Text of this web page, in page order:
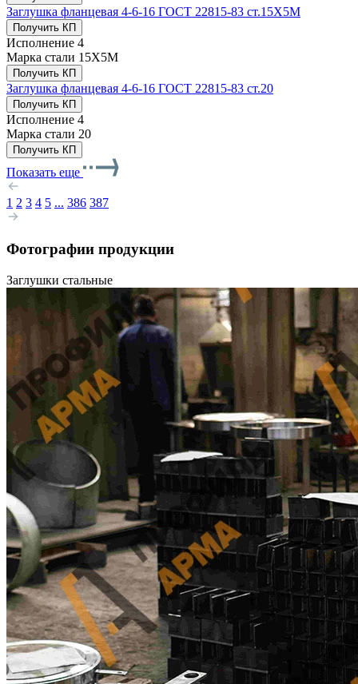
Заглушка фланцевая 4-6-16 ГОСТ 22815-83 ст.15Х5М
Получить КП
Исполнение 4
Марка стали 15Х5М
Получить КП
Заглушка фланцевая 4-6-16 ГОСТ 22815-83 ст.20
Получить КП
Исполнение 4
Марка стали 20
Получить КП
Показать еще
1 2 3 4 5 ... 386 387
Фотографии продукции
Заглушки стальные